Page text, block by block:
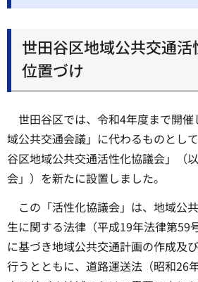
世田谷区地域公共交通
位置づけ
世田谷区では、令和4年度まで開
域公共交通会議」に代わるものとし
谷区地域公共交通活性化協議会」（
会」）を新たに設置しました。
この「活性化協議会」は、地域公
生に関する法律（平成19年法律第59
に基づき地域公共交通計画の作成及
行うとともに、道路運送法（昭和26